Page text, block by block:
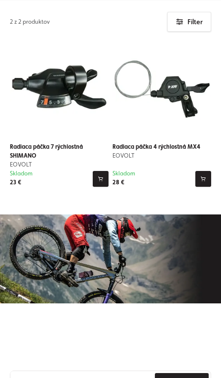
2 z 2 produktov Filter
Radiaca páčka 7 rýchlostná
SHIMANO
EOVOLT
23 €
Skladom
Radiaca páčka 4 rýchlostná MX4
EOVOLT
28 €
Skladom